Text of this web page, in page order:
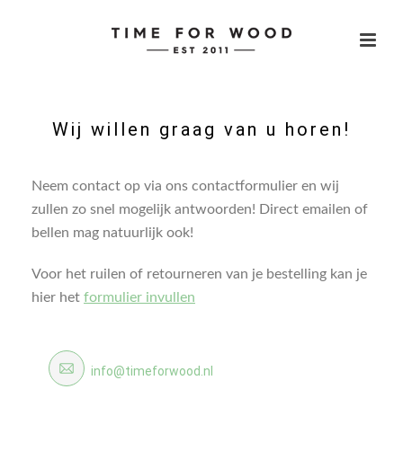
Wij willen graag van u horen!
Neem contact op via ons contactformulier en wij
zullen zo snel mogelijk antwoorden! Direct emailen of
bellen mag natuurlijk ook!
Voor het ruilen of retourneren van je bestelling kan je
hier het formulier invullen
info@timeforwood.nl